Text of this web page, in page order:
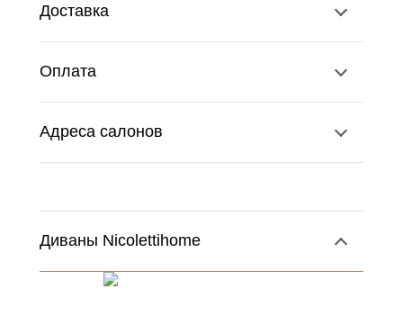
Доставка
Оплата
Адреса салонов
Диваны Nicolettihome